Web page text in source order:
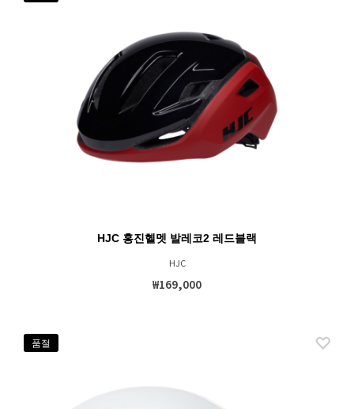
HJC 홍진헬멧 발레코2 레드블랙
HJC
₩169,000
품절